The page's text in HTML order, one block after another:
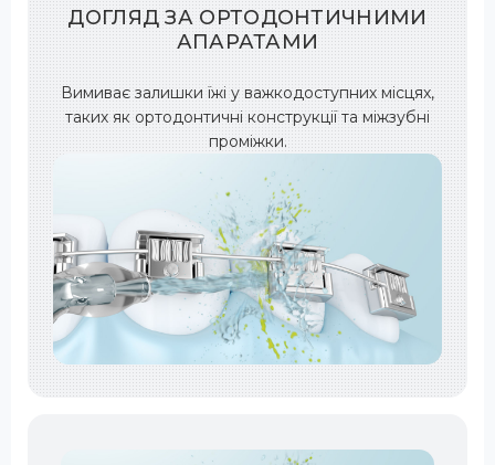
ДОГЛЯД ЗА ОРТОДОНТИЧНИМИ
АПАРАТАМИ
Вимиває залишки їжі у важкодоступних місцях,
таких як ортодонтичні конструкції та міжзубні
проміжки.